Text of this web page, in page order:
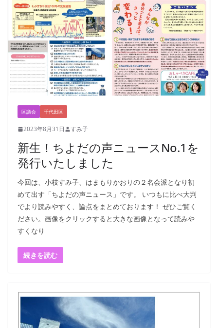
区議会 千代田区
2023年8月31日 すみ子
新生！ちよだの声ニュースNo.1を
発行いたしました
今回は、小枝すみ子、はまもりかおりの２名会派となり初
めて出す「ちよだの声ニュース」です。 いつもに比べ大判
でより読みやすく、論点をまとめております！ ぜひご覧く
ださい。画像をクリックすると大きな画像となって読みや
すくなり
続きを読む